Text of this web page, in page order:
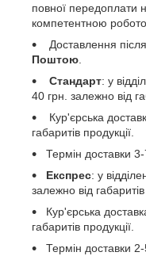
повної передоплати
компетентною
Доставлення
Поштою
Стандарт: у
40 грн. залежно від
Кур'єрська
габаритів продукції.
Термін доставки 3-
Експрес: у
залежно від габаритів
Кур'єрська
габаритів продукції.
Термін доставки 2-